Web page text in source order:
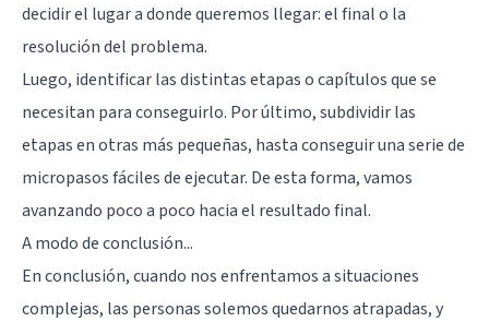
decidir el lugar a donde queremos llegar: el final o la
resolución del problema.
Luego, identificar las distintas etapas o capítulos que se
necesitan para conseguirlo. Por último, subdividir las
etapas en otras más pequeñas, hasta conseguir una serie de
micropasos fáciles de ejecutar. De esta forma, vamos
avanzando poco a poco hacia el resultado final.
A modo de conclusión...
En conclusión, cuando nos enfrentamos a situaciones
complejas, las personas solemos quedarnos atrapadas, y